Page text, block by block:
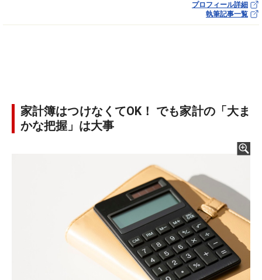
プロフィール詳細
執筆記事一覧
家計簿はつけなくてOK！ でも家計の「大ま
かな把握」は大事